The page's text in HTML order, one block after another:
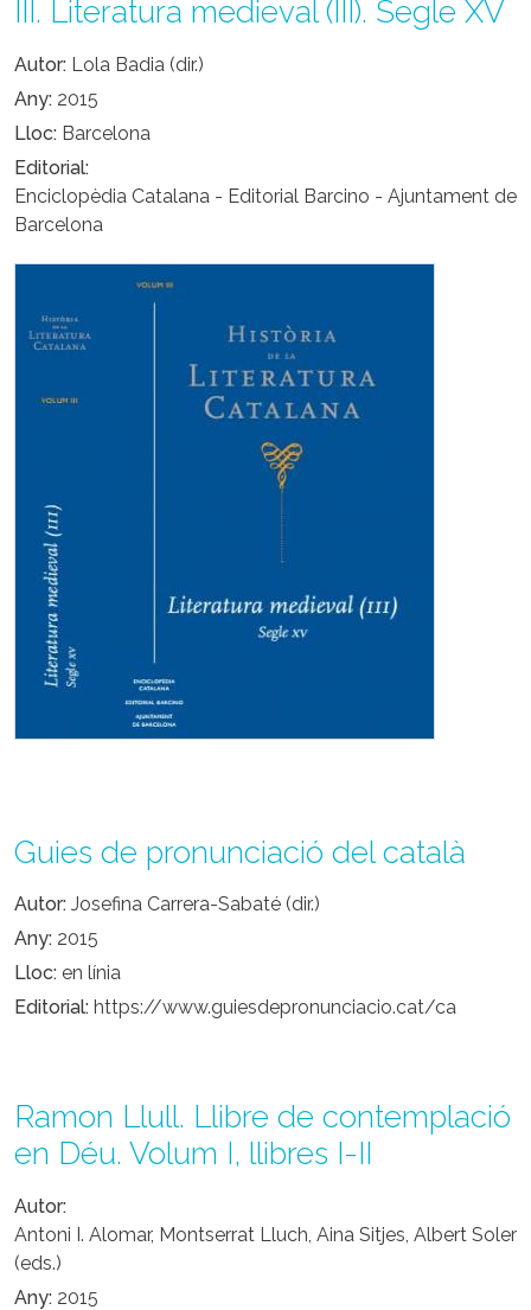
III. Literatura medieval (III). Segle XV
Autor Lola Badia (dir.)
Any 2015
Lloc Barcelona
Editorial
Enciclopèdia Catalana - Editorial Barcino - Ajuntament de
Barcelona
Guies de pronunciació del català
Autor Josefina Carrera-Sabaté (dir.)
Any 2015
Lloc en línia
Editorial https://www.guiesdepronunciacio.cat/ca
Ramon Llull. Llibre de contemplació
en Déu. Volum I, llibres I-II
Autor
Antoni I. Alomar, Montserrat Lluch, Aina Sitjes, Albert Soler
(eds.)
Any 2015